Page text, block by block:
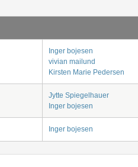
Inger bojesen
vivian mailund
Kirsten Marie Pedersen
Jytte Spiegelhauer
Inger bojesen
Inger bojesen